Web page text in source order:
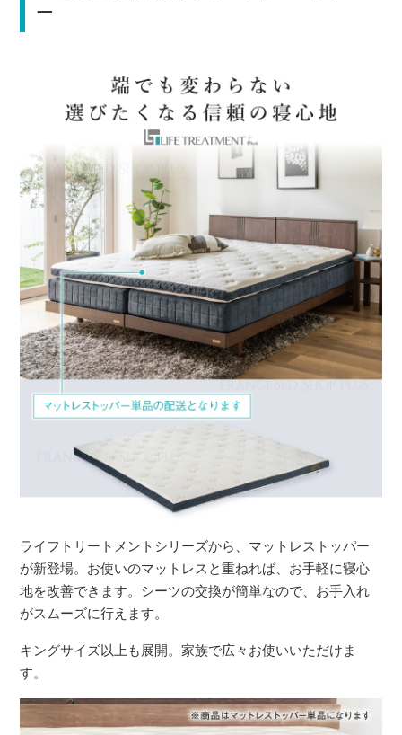
ー
ライフトリートメントシリーズから、マットレストッパー
が新登場。お使いのマットレスと重ねれば、お手軽に寝心
地を改善できます。シーツの交換が簡単なので、お手入れ
がスムーズに行えます。
キングサイズ以上も展開。家族で広々お使いいただけま
す。